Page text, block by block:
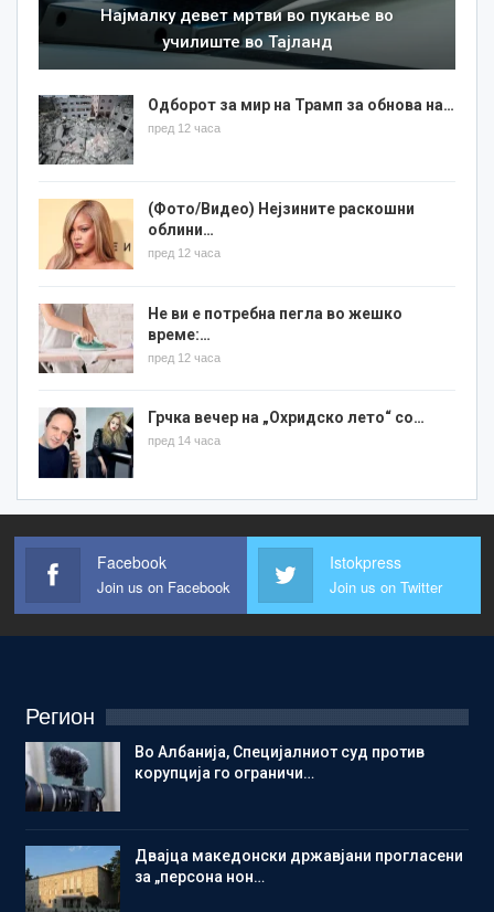
Најмалку девет мртви во пукање во
училиште во Тајланд
Одборот за мир на Трамп за обнова на…
пред 12 часа
(Фото/Видео) Нејзините раскошни
облини…
пред 12 часа
Не ви е потребна пегла во жешко
време:…
пред 12 часа
Грчка вечер на „Охридско лето“ со…
пред 14 часа
Facebook
Join us on Facebook
Istokpress
Join us on Twitter
Регион
Во Албанија, Специјалниот суд против
корупција го ограничи…
Двајца македонски државјани прогласени
за „персона нон…